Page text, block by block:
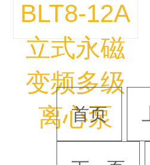
BLT8-12A
立式永磁
变频多级
离心泵
首页